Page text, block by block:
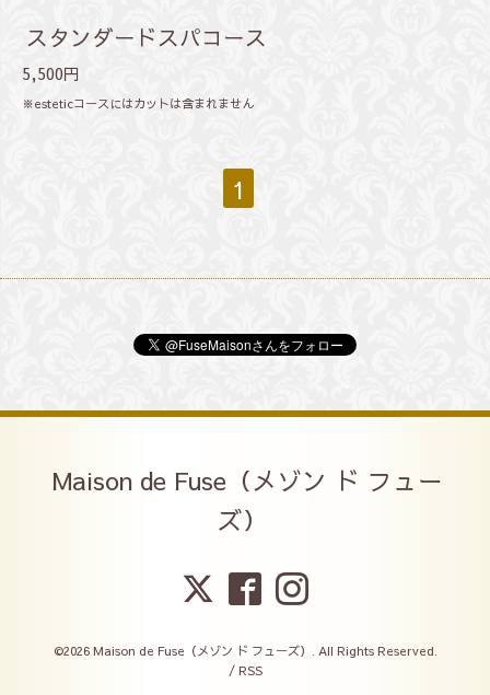
スタンダードスパコース
5,500円
※esteticコースにはカットは含まれません
1
Maison de Fuse（メゾン ド フュー
ズ）
©2026 Maison de Fuse（メゾン ド フューズ）
. All Rights Reserved.
/ RSS